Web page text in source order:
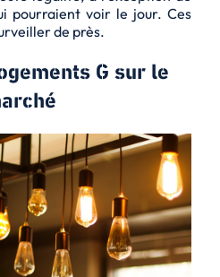
pourraient voir le jour. Ces
de près.
G sur le